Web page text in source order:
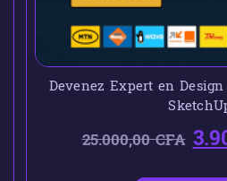
Devenez Expert en
25.000,00CFA